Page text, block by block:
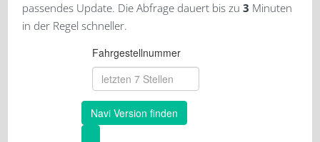
passendes Update. Die Abfrage dauert bis zu 3 Minuten
in der Regel schneller.